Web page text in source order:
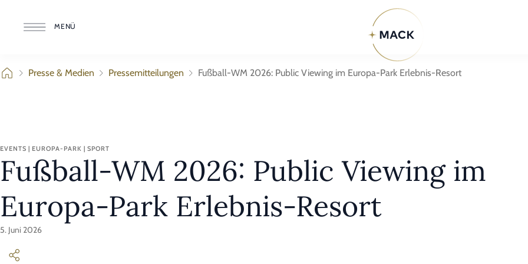
MENÜ
Presse & Medien Pressemitteilungen Fußball-WM 2026: Public Viewing im Europa-Park Erlebnis-Resort
EVENTS | EUROPA-PARK | SPORT
Fußball-WM 2026: Public Viewing im
Europa-Park Erlebnis-Resort
5. Juni 2026